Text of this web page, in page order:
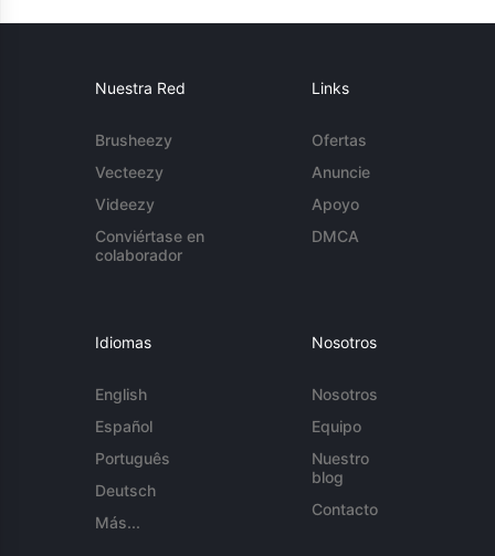
Nuestra Red
Brusheezy
Vecteezy
Videezy
Conviértase en
colaborador
Links
Ofertas
Anuncie
Apoyo
DMCA
Idiomas
English
Español
Português
Deutsch
Más...
Nosotros
Nosotros
Equipo
Nuestro
blog
Contacto